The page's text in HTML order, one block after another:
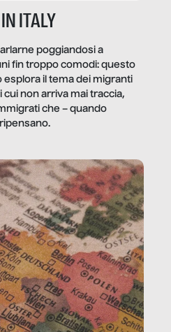
ITALY
poggiandosi a
fin troppo comodi: questo
il tema dei migranti
non arriva mai traccia,
che – quando